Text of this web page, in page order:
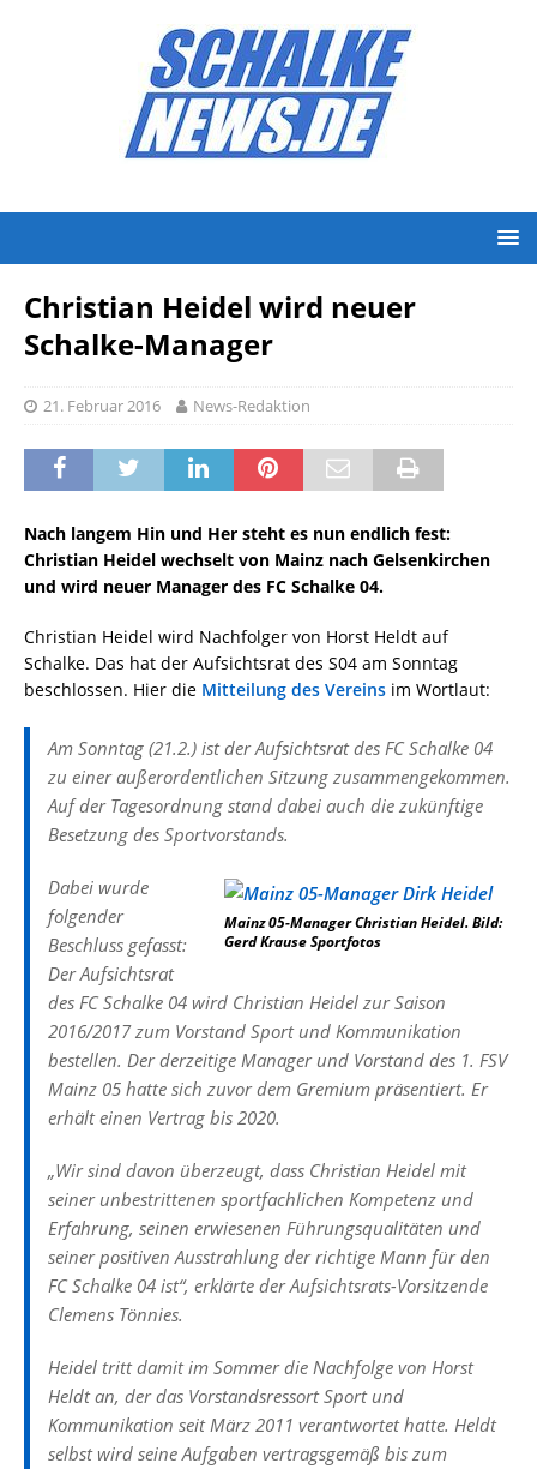
Christian Heidel wird neuer
Schalke-Manager
21. Februar 2016 News-Redaktion
Nach langem Hin und Her steht es nun endlich fest:
Christian Heidel wechselt von Mainz nach Gelsenkirchen
und wird neuer Manager des FC Schalke 04.
Christian Heidel wird Nachfolger von Horst Heldt auf
Schalke. Das hat der Aufsichtsrat des S04 am Sonntag
beschlossen. Hier die Mitteilung des Vereins im Wortlaut:
Am Sonntag (21.2.) ist der Aufsichtsrat des FC Schalke 04
zu einer außerordentlichen Sitzung zusammengekommen.
Auf der Tagesordnung stand dabei auch die zukünftige
Besetzung des Sportvorstands.
Mainz 05-Manager Christian Heidel. Bild:
Gerd Krause Sportfotos
Dabei wurde
folgender
Beschluss gefasst:
Der Aufsichtsrat
des FC Schalke 04 wird Christian Heidel zur Saison
2016/2017 zum Vorstand Sport und Kommunikation
bestellen. Der derzeitige Manager und Vorstand des 1. FSV
Mainz 05 hatte sich zuvor dem Gremium präsentiert. Er
erhält einen Vertrag bis 2020.
„Wir sind davon überzeugt, dass Christian Heidel mit
seiner unbestrittenen sportfachlichen Kompetenz und
Erfahrung, seinen erwiesenen Führungsqualitäten und
seiner positiven Ausstrahlung der richtige Mann für den
FC Schalke 04 ist“, erklärte der Aufsichtsrats-Vorsitzende
Clemens Tönnies.
Heidel tritt damit im Sommer die Nachfolge von Horst
Heldt an, der das Vorstandsressort Sport und
Kommunikation seit März 2011 verantwortet hatte. Heldt
selbst wird seine Aufgaben vertragsgemäß bis zum